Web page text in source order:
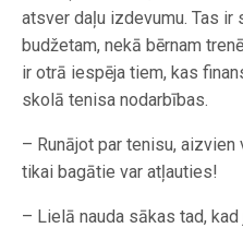
atsver daļu izdevumu. Tas ir
budžetam, nekā bērnam
ir otrā iespēja tiem, kas
skolā tenisa nodarbības.
– Runājot par tenisu,
tikai bagātie var atļauties!
– Lielā nauda sākas tad,